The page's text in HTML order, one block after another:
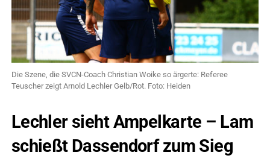
Die Szene, die SVCN-Coach Christian Woike so ärgerte: Referee
Teuscher zeigt Arnold Lechler Gelb/Rot. Foto: Heiden
Lechler sieht Ampelkarte – Lam
schießt Dassendorf zum Sieg